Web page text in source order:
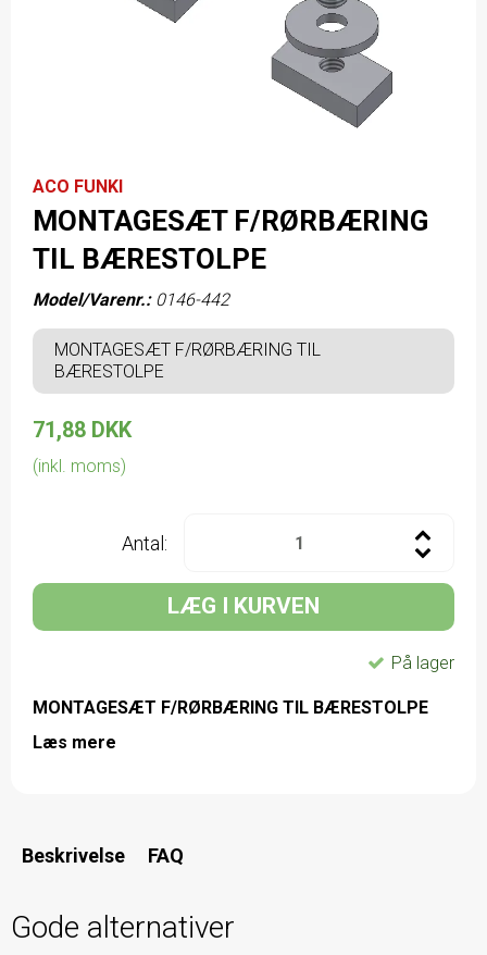
ACO FUNKI
MONTAGESÆT F/RØRBÆRING
TIL BÆRESTOLPE
Model/Varenr.: 0146-442
MONTAGESÆT F/RØRBÆRING TIL
BÆRESTOLPE
71,88 DKK
(inkl. moms)
Antal:
LÆG I KURVEN
På lager
MONTAGESÆT F/RØRBÆRING TIL BÆRESTOLPE
Læs mere
Beskrivelse FAQ
Gode alternativer